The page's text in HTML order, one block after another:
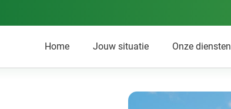
Home Jouw situatie Onze diensten